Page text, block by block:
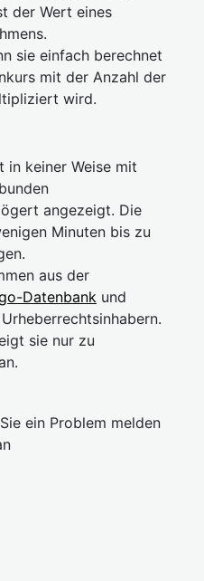
der Wert eines
sie einfach berechnet
mit der Anzahl der
wird.
in keiner Weise mit
angezeigt. Die
Minuten bis zu
aus der
Datenbank und
sie nur zu
ein Problem melden